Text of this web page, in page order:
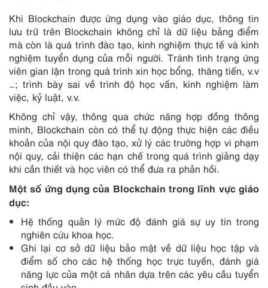
Khi Blockchain được ứng dụng vào giáo dục, thông tin
lưu trữ trên Blockchain không chỉ là dữ liệu bảng điểm
mà còn là quá trình đào tạo, kinh nghiệm thực tế và kinh
nghiệm tuyển dụng của mỗi người. Tránh tình trạng ứng
viên gian lận trong quá trình xin học bổng, thăng tiến, v.v
…; trình bày sai về trình độ học vấn, kinh nghiệm làm
việc, kỷ luật, v.v.
Không chỉ vậy, thông qua chức năng hợp đồng thông
minh, Blockchain còn có thể tự động thực hiện các điều
khoản của nội quy đào tạo, xử lý các trường hợp vi phạm
nội quy, cải thiện các hạn chế trong quá trình giảng dạy
khi cần thiết và học viên có thể đưa ra phản hồi.
Một số ứng dụng của Blockchain trong lĩnh vực giáo
dục:
Hệ thống quản lý mức độ đánh giá sự uy tín trong
nghiên cứu khoa học.
Ghi lại cơ sở dữ liệu bảo mật về dữ liệu học tập và
điểm số cho các hệ thống học trực tuyến, đánh giá
năng lực của một cá nhân dựa trên các yêu cầu tuyển